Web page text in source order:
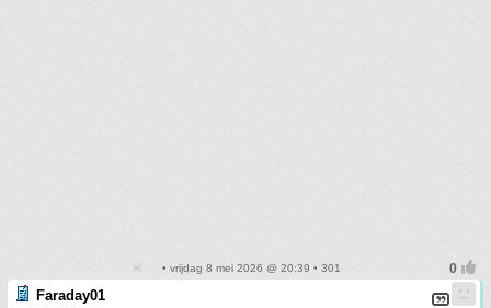
• vrijdag 8 mei 2026 @ 20:39 • 301
Faraday01